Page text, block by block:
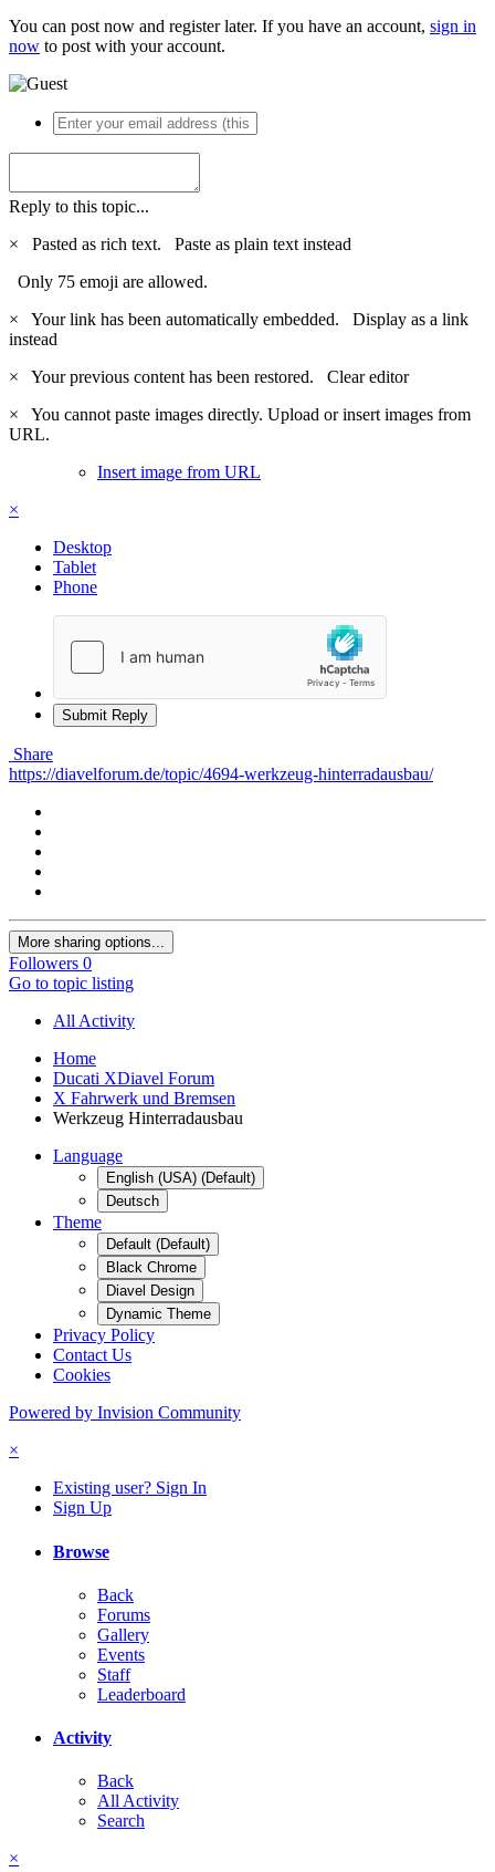
You can post now and register later. If you have an account, sign in
now to post with your account.
Reply to this topic...
×
Pasted as rich text. Paste as plain text instead
Only 75 emoji are allowed.
×
Your link has been automatically embedded. Display as a link
instead
×
Your previous content has been restored. Clear editor
×
You cannot paste images directly. Upload or insert images from
URL.
Insert image from URL
×
Desktop
Tablet
Phone
Submit Reply
Share
https://diavelforum.de/topic/4694-werkzeug-hinterradausbau/
More sharing options...
Followers 0
Go to topic listing
All Activity
Home
Ducati XDiavel Forum
X Fahrwerk und Bremsen
Werkzeug Hinterradausbau
Language
English (USA) (Default)
Deutsch
Theme
Default (Default)
Black Chrome
Diavel Design
Dynamic Theme
Privacy Policy
Contact Us
Cookies
Powered by Invision Community
×
Existing user? Sign In
Sign Up
Browse
Back
Forums
Gallery
Events
Staff
Leaderboard
Activity
Back
All Activity
Search
×